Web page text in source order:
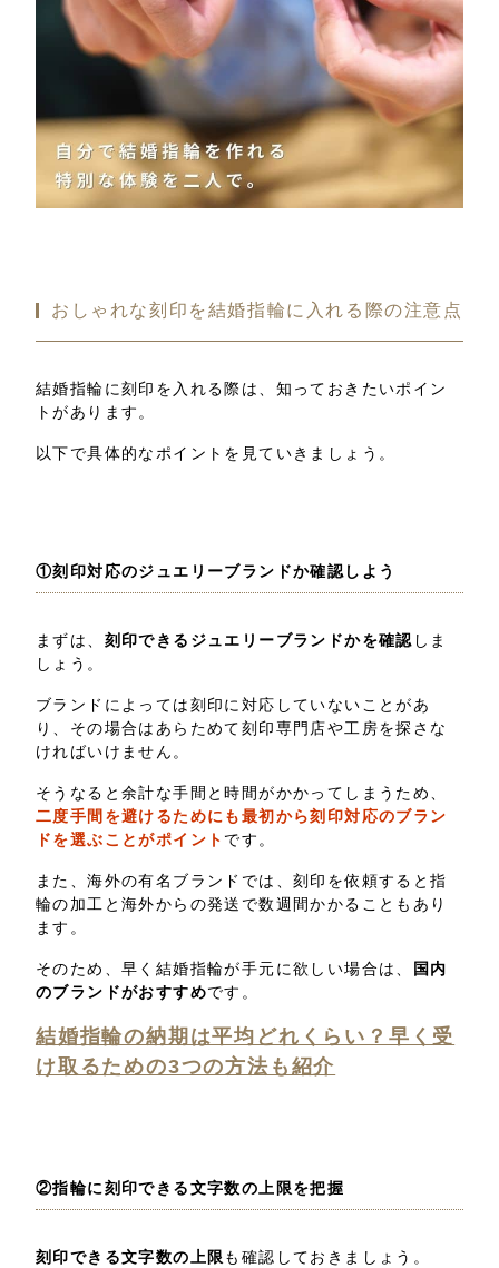
おしゃれな刻印を結婚指輪に入れる際の注意点
結婚指輪に刻印を入れる際は、知っておきたいポイン
トがあります。
以下で具体的なポイントを見ていきましょう。
①刻印対応のジュエリーブランドか確認しよう
まずは、 刻印できるジュエリーブランドかを確認 しま
しょう。
ブランドによっては刻印に対応していないことがあ
り、その場合はあらためて刻印専門店や工房を探さな
ければいけません。
そうなると余計な手間と時間がかかってしまうため、
二度手間を避けるためにも最初から刻印対応のブラン
ドを選ぶことがポイント です。
また、海外の有名ブランドでは、刻印を依頼すると指
輪の加工と海外からの発送で数週間かかることもあり
ます。
そのため、早く結婚指輪が手元に欲しい場合は、
国内
のブランドがおすすめです。
結婚指輪の納期は平均どれくらい？早く受
け取るための3つの方法も紹介
②指輪に刻印できる文字数の上限を把握
刻印できる文字数の上限も確認しておきましょう。